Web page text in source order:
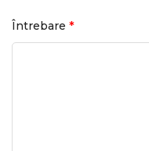
Întrebare *